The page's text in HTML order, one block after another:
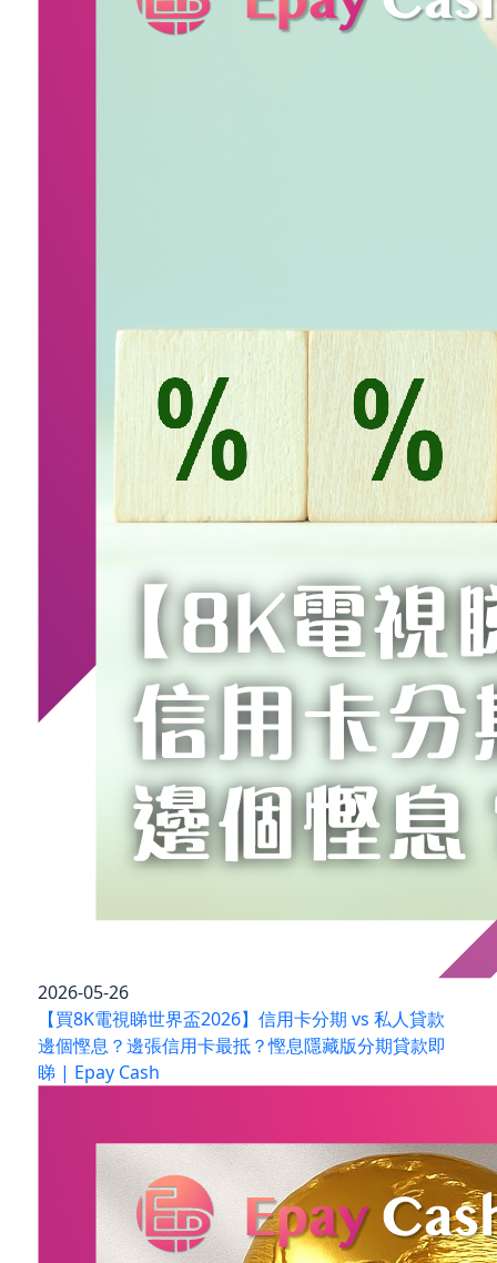
2026-05-26
【買8K電視睇世界盃2026】信用卡分期 vs 私人貸款
邊個慳息？邊張信用卡最抵？慳息隱藏版分期貸款即
睇 | Epay Cash